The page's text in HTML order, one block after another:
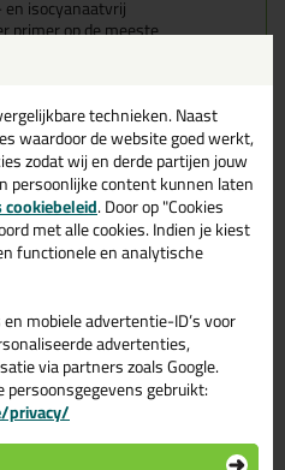
isocyanaatvrij
primer op de meeste
voor de toekomst🍃
van Bostik is groen &
is niet alleen een
een bewustwording van
een minder milieubelastend
kwaliteiten én de hoogste
Benelux graag zijn
op duurzaamheid met de
Bostik Premium Aware
met een breed gamma aan
de bouw.
technieken. Naast
waardoor de website goed werkt,
zodat wij en derde partijen jouw
persoonlijke content kunnen laten
cookiebeleid. Door op "Cookies
met alle cookies. Indien je kiest
functionele en analytische
mobiele advertentie-ID’s voor
advertenties,
via partners zoals Google.
gebruikt:
privacy/